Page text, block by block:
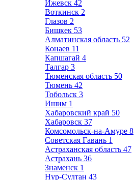
Ижевск 42
Воткинск 2
Глазов 2
Бишкек 53
Алматинская область 52
Конаев 11
Капшагай 4
Талгар 3
Тюменская область 50
Тюмень 42
Тобольск 3
Ишим 1
Хабаровский край 50
Хабаровск 37
Комсомольск-на-Амуре 8
Советская Гавань 1
Астраханская область 47
Астрахань 36
Знаменск 1
Нур-Султан 43